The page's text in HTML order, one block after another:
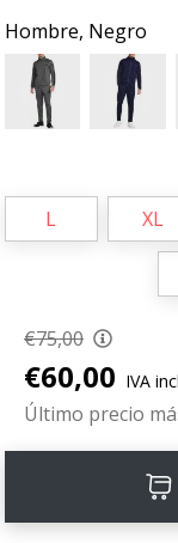
Hombre, Negro
L XL
€75,00
€60,00 IVA
Último precio